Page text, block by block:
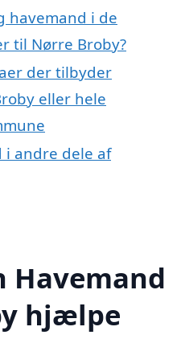
havemand i de
til Nørre Broby?
der tilbyder
eller hele
i andre dele af
Havemand
hjælpe